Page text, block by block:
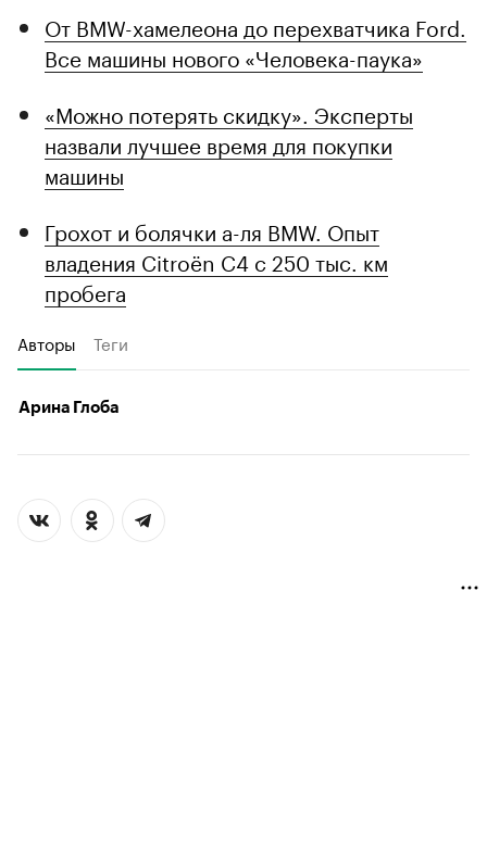
От BMW-хамелеона до перехватчика Ford.
Все машины нового «Человека-паука»
«Можно потерять скидку». Эксперты
назвали лучшее время для покупки
машины
Грохот и болячки а-ля BMW. Опыт
владения Citroёn C4 с 250 тыс. км
пробега
Авторы Теги
Арина Глоба